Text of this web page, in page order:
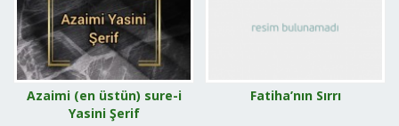
Azaimi (en üstün) sure-i
Yasini Şerif
Fatiha’nın Sırrı